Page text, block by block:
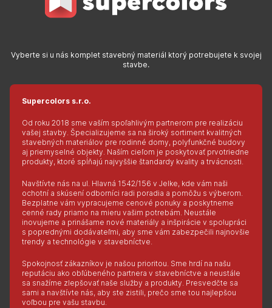
Vyberte si u nás komplet stavebný materiál ktorý potrebujete k svojej
stavbe.
Supercolors s.r.o.
Od roku 2018 sme vaším spoľahlivým partnerom pre realizáciu
vašej stavby. Špecializujeme sa na široký sortiment kvalitných
stavebných materiálov pre rodinné domy, polyfunkčné budovy
aj priemyselné objekty. Naším cieľom je poskytovať prvotriedne
produkty, ktoré spĺňajú najvyššie štandardy kvality a trvácnosti.
Navštívte nás na ul. Hlavná 1542/156 v Jelke, kde vám naši
ochotní a skúsení odborníci radi poradia a pomôžu s výberom.
Bezplatne vám vypracujeme cenové ponuky a poskytneme
cenné rady priamo na mieru vašim potrebám. Neustále
inovujeme a prinášame nové materiály a inšpirácie v spolupráci
s poprednými dodávateľmi, aby sme vám zabezpečili najnovšie
trendy a technológie v stavebníctve.
Spokojnosť zákazníkov je našou prioritou. Sme hrdí na našu
reputáciu ako obľúbeného partnera v stavebníctve a neustále
sa snažíme zlepšovať naše služby a produkty. Presvedčte sa
sami a navštívte nás, aby ste zistili, prečo sme tou najlepšou
voľbou pre vašu stavbu.